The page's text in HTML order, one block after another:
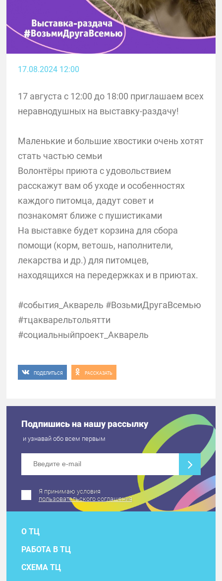
17.08.2024 12:00
17 августа с 12:00 до 18:00 приглашаем всех
неравнодушных на выставку-раздачу!
Маленькие и большие хвостики очень хотят
стать частью семьи
Волонтёры приюта с удовольствием
расскажут вам об уходе и особенностях
каждого питомца, дадут совет и
познакомят ближе с пушистиками
На выставке будет корзина для сбора
помощи (корм, ветошь, наполнители,
лекарства и др.) для питомцев,
находящихся на передержках и в приютах.
#события_Акварель #ВозьмиДругаВсемью
#тцакварельтольятти
#социальныйпроект_Акварель
ПОДЕЛИТЬСЯ РАССКАЗАТЬ
Подпишись на нашу рассылку
и узнавай обо всем первым
Я принимаю условия
пользовательского соглашения
О ТЦ
РАБОТА В ТЦ
СХЕМА ТЦ